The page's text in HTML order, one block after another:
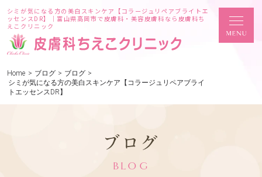
シミが気になる方の美白スキンケア【コラージュリペアブライトエ
ッセンスDR】｜富山県高岡市で皮膚科・美容皮膚科なら皮膚科ち
えこクリニック
Home > ブログ > ブログ >
シミが気になる方の美白スキンケア【コラージュリペアブライ
トエッセンスDR】
ブログ
BLOG